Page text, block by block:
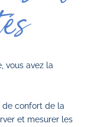
vous avez la
de confort de la
et mesurer les